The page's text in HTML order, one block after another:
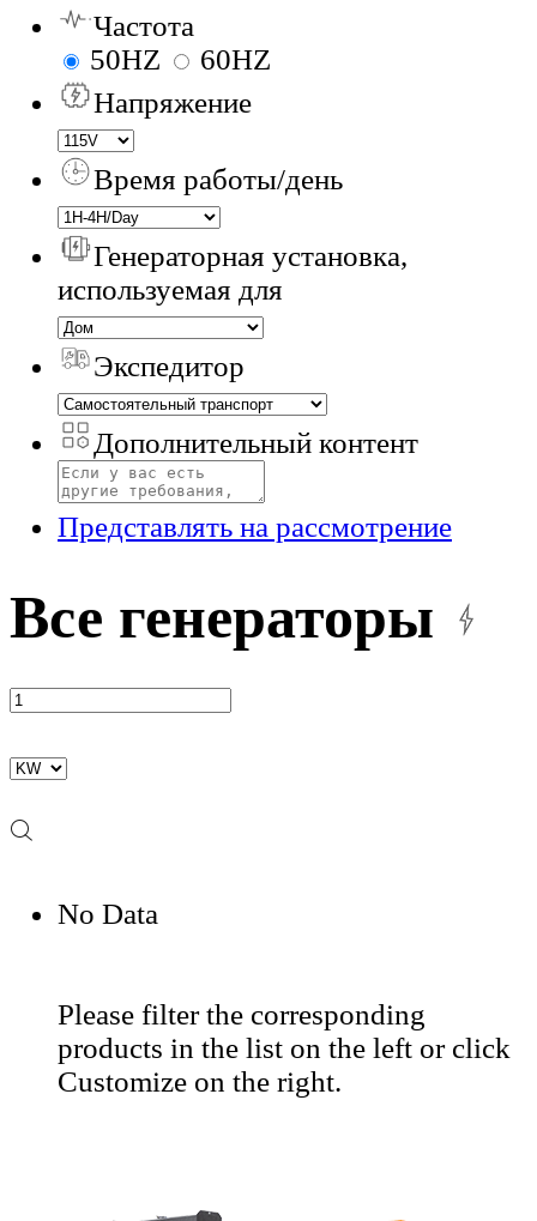
Частота
50HZ
60HZ
Напряжение
Время работы/день
Генераторная установка,
используемая для
Экспедитор
Дополнительный контент
Представлять на рассмотрение
Все генераторы
No Data
Please filter the corresponding
products in the list on the left or click
Customize on the right.